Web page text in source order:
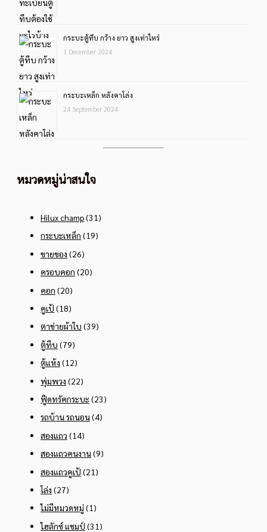
กระบะตู้ทึบ กว้าง ยาว สูงเท่าไหร่
1 December 2024
กระบะเหล็ก หลังคาโล่ง
24 September 2024
หมวดหมู่น่าสนใจ
Hilux champ(31)
กระบะเหล็ก (19)
ขายของ (26)
ครอบคอก (20)
คอก (20)
คูเป้ (18)
ตาข่ายผ้าใบ (39)
ตู้ทึบ (79)
ตู้แห้ง (12)
พุ่มพวง (22)
ฟู๊ดทรัคกระบะ (23)
รถบ้าน รถนอน(4)
สองแถว (14)
สองแถวคนงาน(9)
สองแถวคูเป้ (21)
โล่ง (27)
ไม่มีหมวดหมู่ (1)
ไฮลักซ์ แชมป์ (31)